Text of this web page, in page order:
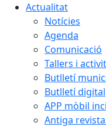
Actualitat
Notícies
Agenda
Comunicació
Tallers i
Butlletí
Butlletí digital
APP mòbil
Antiga